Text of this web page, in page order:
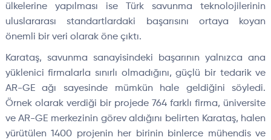
ülkelerine yapılması ise Türk savunma teknolojilerinin
uluslararası standartlardaki başarısını ortaya koyan
önemli bir veri olarak öne çıktı.
Karataş, savunma sanayisindeki başarının yalnızca ana
yüklenici firmalarla sınırlı olmadığını, güçlü bir tedarik ve
AR-GE ağı sayesinde mümkün hale geldiğini söyledi.
Örnek olarak verdiği bir projede 764 farklı firma, üniversite
ve AR-GE merkezinin görev aldığını belirten Karataş, halen
yürütülen 1400 projenin her birinin binlerce mühendis ve